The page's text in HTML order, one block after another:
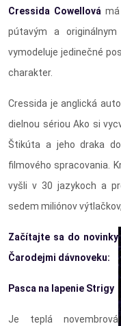
Cressida Cowellová
pútavým a
vymodeluje jedinečné
charakter.
Cressida je anglická
dielnou sériou Ako si
Štikúta a jeho draka
filmového spracovania.
vyšli v 30 jazykoch a
sedem miliónov
Začítajte sa do novinky
Čarodejmi dávnoveku:
Pasca na lapenie Strigy
Je teplá novembrová